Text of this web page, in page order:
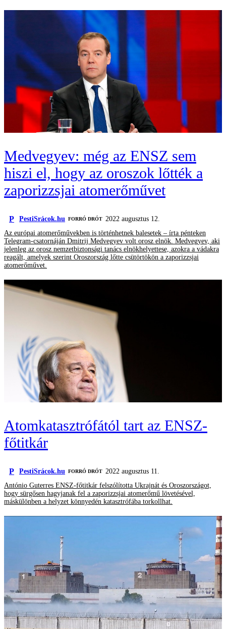
Medvegyev: még az ENSZ sem
hiszi el, hogy az oroszok lőtték a
zaporizzsjai atomerőművet
P PestiSrácok.hu FORRÓ DRÓT
2022 augusztus 12.
Az európai atomerőművekben is történhetnek balesetek – írta pénteken
Telegram-csatornáján Dmitrij Medvegyev volt orosz elnök. Medvegyev, aki
jelenleg az orosz nemzetbiztonsági tanács elnökhelyettese, azokra a vádakra
reagált, amelyek szerint Oroszország lőtte csütörtökön a zaporizzsjai
atomerőművet.
Atomkatasztrófától tart az ENSZ-
főtitkár
P PestiSrácok.hu FORRÓ DRÓT
2022 augusztus 11.
António Guterres ENSZ-főtitkár felszólította Ukrajnát és Oroszországot,
hogy sürgősen hagyjanak fel a zaporizzsjai atomerőmű lövetésével,
máskülönben a helyzet könnyedén katasztrófába torkollhat.